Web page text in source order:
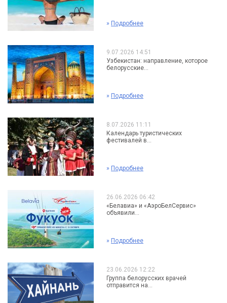
» Подробнее
9.07.2026 14:51
Узбекистан: направление, которое
белорусские...
» Подробнее
8.07.2026 11:11
Календарь туристических
фестивалей в...
» Подробнее
26.06.2026 06:42
«Белавиа» и «АэроБелСервис»
объявили...
» Подробнее
23.06.2026 12:22
Группа белорусских врачей
отправится на...